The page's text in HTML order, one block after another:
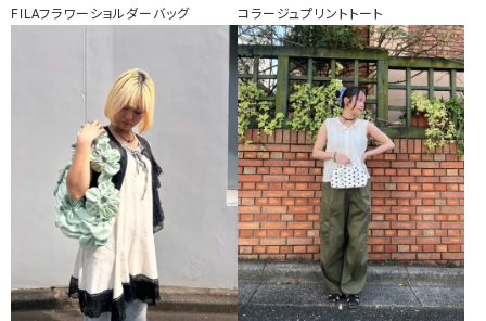
FILAフラワーショルダーバッグ コラージュプリントトート